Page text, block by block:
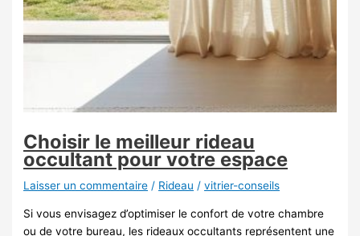
Choisir le meilleur rideau
occultant pour votre espace
Laisser un commentaire / Rideau /vitrier-conseils
Si vous envisagez d’optimiser le confort de votre chambre
ou de votre bureau, les rideaux occultants représentent une